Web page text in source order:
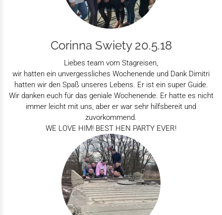
Corinna Swiety 20.5.18
Liebes team vom Stagreisen,
wir hatten ein unvergessliches Wochenende und Dank Dimitri
hatten wir den Spaß unseres Lebens. Er ist ein super Guide.
Wir danken euch für das geniale Wochenende. Er hatte es nicht
immer leicht mit uns, aber er war sehr hilfsbereit und
zuvorkommend.
WE LOVE HIM! BEST HEN PARTY EVER!